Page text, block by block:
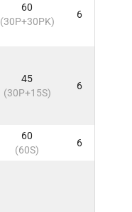
60
(30P+30PK)
6
45
(30P+15S)
6
60
(60S)
6